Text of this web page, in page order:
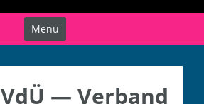
Menu
VdÜ — Verband